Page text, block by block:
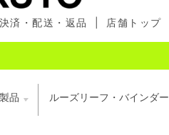
決済・配送・返品 店舗トップ
品 ルーズリーフ・バインダー